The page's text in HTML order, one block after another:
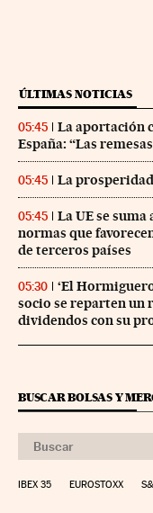
ÚLTIMAS NOTICIAS
05:45
La aportación
España: “Las
05:45 La
05:45
La UE se
normas que
de terceros países
05:30
‘El
socio se reparten un
dividendos con su
BUSCAR BOLSAS Y
IBEX 35 EUROSTOXX